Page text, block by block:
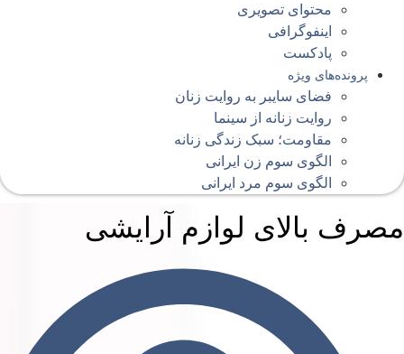
محتوای تصویری
اینفوگرافی
پادکست
پرونده‌های ویژه
فضای سایبر به روایت زنان
روایت زنانه از سینما
مقاومت؛ سبک زندگی زنانه
الگوی سوم زن ایرانی
الگوی سوم مرد ایرانی
بالای لوازم آرایشی